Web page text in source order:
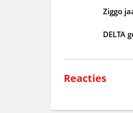
Ziggo
DELTA
Reacties